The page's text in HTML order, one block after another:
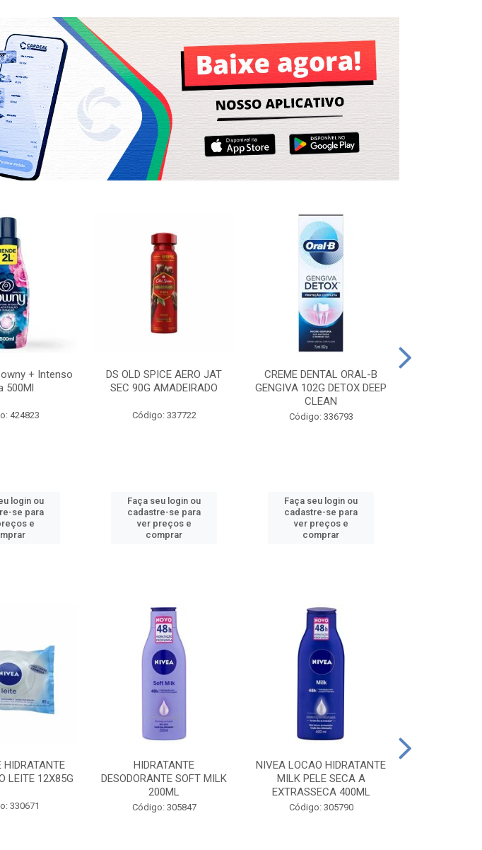
+ Intenso
500Ml
424823
login ou
se para
e
DS OLD SPICE AERO JAT
SEC 90G AMADEIRADO
Código: 337722
Faça seu login ou
cadastre-se para
ver preços e
comprar
CREME DENTAL ORAL-B
GENGIVA 102G DETOX DEEP
CLEAN
Código: 336793
Faça seu login ou
cadastre-se para
ver preços e
comprar
HIDRATANTE
LEITE 12X85G
330671
HIDRATANTE
DESODORANTE SOFT MILK
200ML
Código: 305847
NIVEA LOCAO HIDRATANTE
MILK PELE SECA A
EXTRASSECA 400ML
Código: 305790